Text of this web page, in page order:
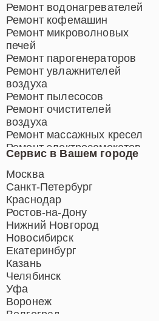
Сервис в Вашем городе
Москва
Санкт-Петербург
Краснодар
Ростов-на-Дону
Нижний Новгород
Новосибирск
Екатеринбург
Казань
Челябинск
Уфа
Воронеж
Волгоград
Ремонт водонагревателей
Ремонт кофемашин
Ремонт микроволновых
печей
Ремонт парогенераторов
Ремонт увлажнителей
воздуха
Ремонт пылесосов
Ремонт очистителей
воздуха
Ремонт массажных кресел
Ремонт электросамокатов
Ремонт индукционных плит
Ремонт роботов-пылесосов
Ремонт гладильных систем
Ремонт отпаривателей
Ремонт вертикальных
пылесосов